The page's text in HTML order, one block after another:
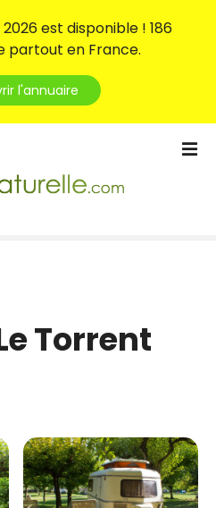
est disponible ! 186
partout en France.
l'annuaire
Torrent